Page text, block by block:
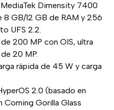
Dimensity 7400
GB/12 GB de RAM y 256
UFS 2.2.
200 MP con OIS, ultra
20 MP.
rápida de 45 W y carga
2.0 (basado en
Gorilla Glass